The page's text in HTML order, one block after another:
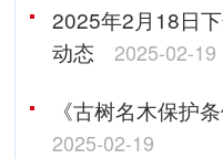
2025年2月18日
动态
2025-02-19
《古树名木保护
2025-02-19